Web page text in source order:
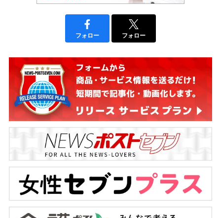
フォロー フォロー